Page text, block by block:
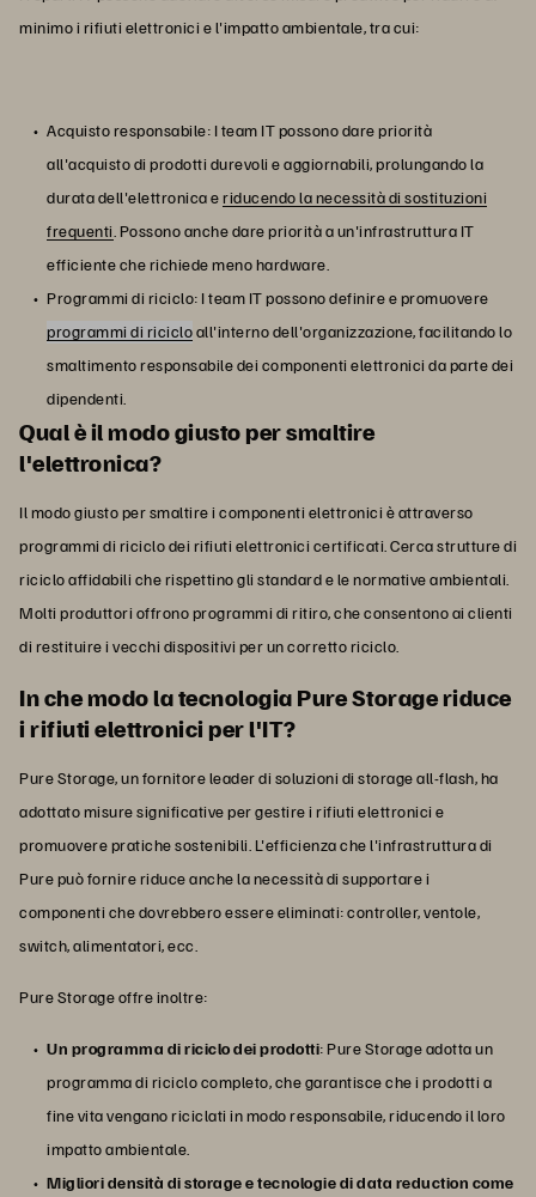
minimo i rifiuti elettronici e l'impatto ambientale, tra cui:
Acquisto responsabile: I team IT possono dare priorità
all'acquisto di prodotti durevoli e aggiornabili, prolungando la
durata dell'elettronica eriducendo la necessità di sostituzioni
frequenti . Possono anche dare priorità a un'infrastruttura IT
efficiente che richiede meno hardware.
Programmi di riciclo: I team IT possono definire e promuovere
programmi di ricicloall'interno dell'organizzazione, facilitando lo
smaltimento responsabile dei componenti elettronici da parte dei
dipendenti.
Qual è il modo giusto per smaltire
l'elettronica?
Il modo giusto per smaltire i componenti elettronici è attraverso
programmi di riciclo dei rifiuti elettronici certificati. Cerca strutture di
riciclo affidabili che rispettino gli standard e le normative ambientali.
Molti produttori offrono programmi di ritiro, che consentono ai clienti
di restituire i vecchi dispositivi per un corretto riciclo.
In che modo la tecnologia Pure Storage riduce
i rifiuti elettronici per l'IT?
Pure Storage, un fornitore leader di soluzioni di storage all-flash, ha
adottato misure significative per gestire i rifiuti elettronici e
promuovere pratiche sostenibili. L'efficienza che l'infrastruttura di
Pure può fornire riduce anche la necessità di supportare i
componenti che dovrebbero essere eliminati: controller, ventole,
switch, alimentatori, ecc.
Pure Storage offre inoltre:
Un programma di riciclo dei prodotti: Pure Storage adotta un
programma di riciclo completo, che garantisce che i prodotti a
fine vita vengano riciclati in modo responsabile, riducendo il loro
impatto ambientale.
Migliori densità di storage e tecnologie di data reduction come